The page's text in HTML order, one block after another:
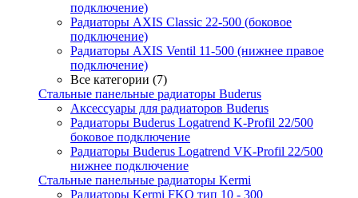
подключение)
Радиаторы AXIS Classic 22-500 (боковое
подключение)
Радиаторы AXIS Ventil 11-500 (нижнее правое
подключение)
Все категории (7)
Стальные панельные радиаторы Buderus
Аксессуары для радиаторов Buderus
Радиаторы Buderus Logatrend K-Profil 22/500
боковое подключение
Радиаторы Buderus Logatrend VK-Profil 22/500
нижнее подключение
Стальные панельные радиаторы Kermi
Радиаторы Kermi FKO тип 10 - 300